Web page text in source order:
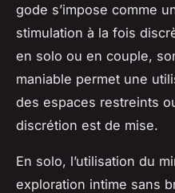
gode s’impose comme
stimulation à la fois
en solo ou en couple,
maniable permet une
des espaces restreints
discrétion est de mise.
En solo, l’utilisation du
exploration intime sans